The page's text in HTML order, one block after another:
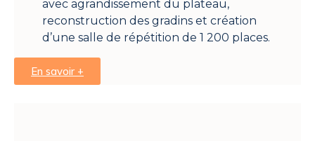
avec agrandissement du plateau,
reconstruction des gradins et création
d’une salle de répétition de 1 200 places.
En savoir +